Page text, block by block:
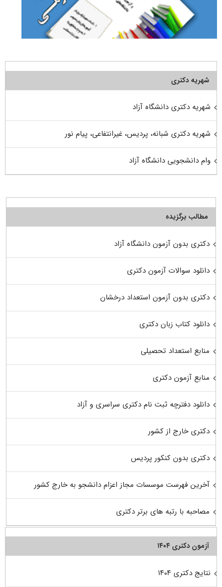
شهریه دکتری
شهریه دکتری دانشگاه آزاد
شهریه دکتری شبانه، پردیس، غیرانتفاعی، پیام نور
وام دانشجویی دانشگاه آزاد
مطالب برگزیده
دکتری بدون آزمون دانشگاه آزاد
دانلود سوالات آزمون دکتری
دکتری بدون آزمون استعداد درخشان
دانلود کتاب زبان دکتری
منابع استعداد تحصیلی
منابع آزمون دکتری
دانلود دفترچه ثبت نام دکتری سراسری و آزاد
دکتری خارج از کشور
دکتری بدون کنکور پردیس
آخرین فهرست موسسات مجاز اعزام دانشجو به خارج کشور
مصاحبه با رتبه های برتر دکتری
آزمون دکتری ۱۴۰۴
نتایج دکتری ۱۴۰۴